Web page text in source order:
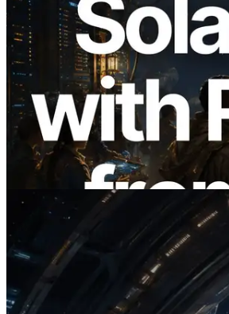
2026.08.05
ERPC Breidt Solana
met Pingmeting vanuit 7
Regio’s — Validators
Ook Gelanceerd